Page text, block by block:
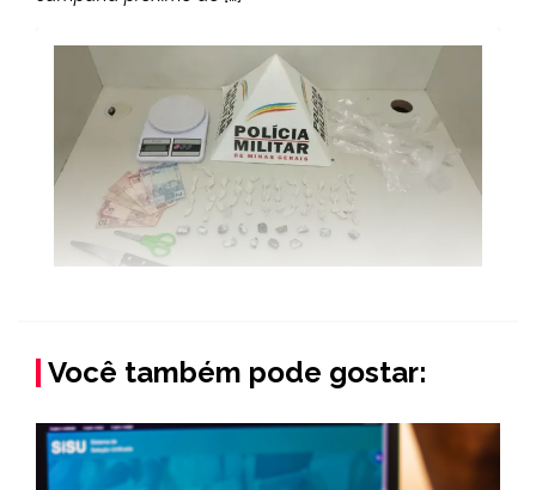
Você também pode gostar: